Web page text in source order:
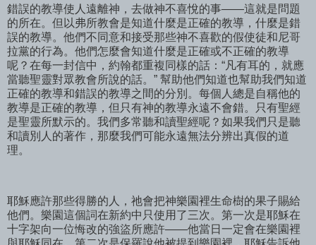
錯誤的教導使人遠離神，去做神不喜悅的事——這就是問題
的所在。但以弗所教會是知道什麼是正確的教導，什麼是錯
誤的教導。他們不同意和接受那些神不喜歡的假使徒和尼哥
拉黨的行為。他們怎麼會知道什麼是正確或不正確的教導
呢？在每一封信中，約翰都重複同樣的話：“凡有耳的，就應
當聽聖靈對眾教會所說的話。” 幫助他們知道也幫助我們知道
正確的教導和錯誤的教導之間的分別。每個人總是自稱他的
教導是正確的教導，但只有神的教導永遠不會錯。只有聖經
是聖靈所默示的。我們多常聽和讀聖經呢？如果我們只是聽
和讀別人的著作，那麼我們可能永遠無法分辨出真假的道
理。
耶穌應許那些得勝的人，祂會把神樂園裡生命樹的果子賜給
他們。樂園這個詞在新約中只使用了三次。第一次是耶穌在
十字架向一位悔改的強盜所應許——他當日一定會在樂園裡